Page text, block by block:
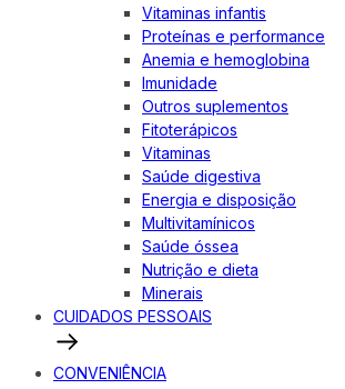
Vitaminas infantis
Proteínas e performance
Anemia e hemoglobina
Imunidade
Outros suplementos
Fitoterápicos
Vitaminas
Saúde digestiva
Energia e disposição
Multivitamínicos
Saúde óssea
Nutrição e dieta
Minerais
CUIDADOS PESSOAIS
CONVENIÊNCIA